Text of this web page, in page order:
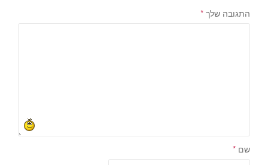
התגובה שלך *
שם *